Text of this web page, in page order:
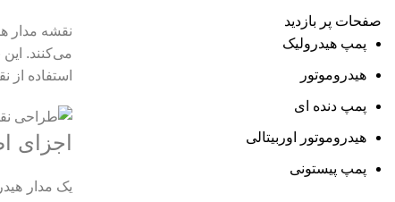
نقشه مدار
می‌کنند.
استفاده
اجزای
یک مدار
صفحات پر بازدید
پمپ هیدرولیک
هیدروموتور
پمپ دنده ای
هیدروموتور اوربیتالی
پمپ پیستونی